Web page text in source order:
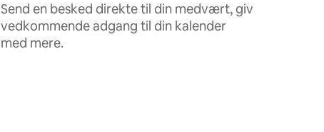
Send en besked direkte til din medvært, giv
vedkommende adgang til din kalender
med mere.